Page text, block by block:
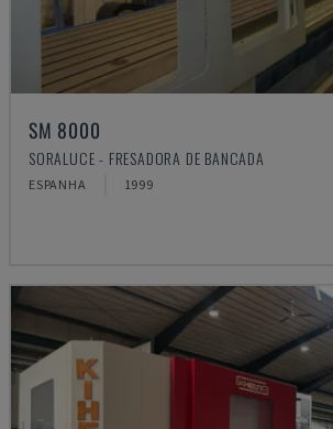
SM 8000
SORALUCE - FRESADORA DE BANCADA
ESPANHA 1999